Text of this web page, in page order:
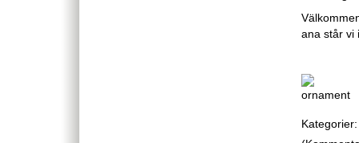
ana står vi
Kategorier: